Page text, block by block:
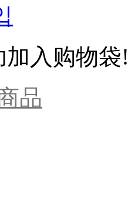
加入购物袋
品